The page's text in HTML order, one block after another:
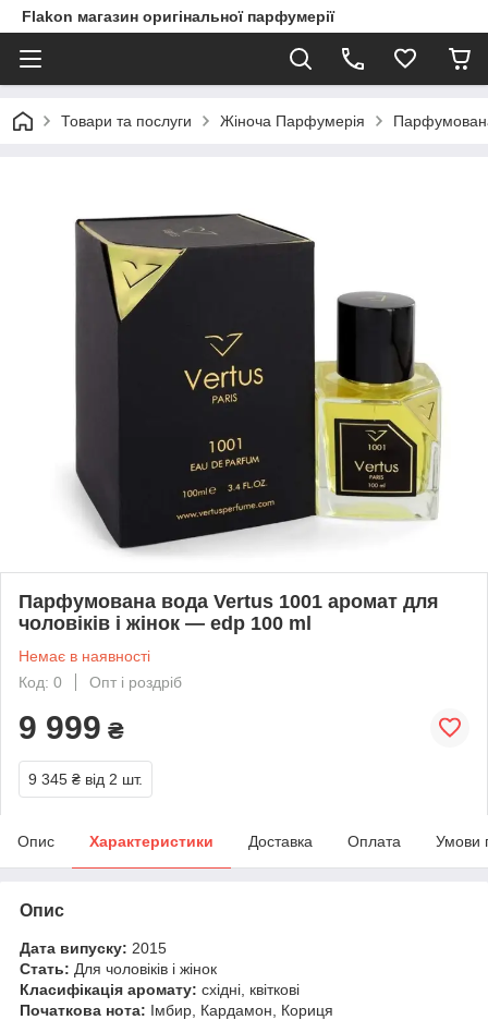
Flakon магазин оригінальної парфумерії
Товари та послуги Жіноча Парфумерія
Парфумована вода Vertus 1001 аромат для
чоловіків і жінок — edp 100 ml
Немає в наявності
Код: 0
Опт і роздріб
9 999 ₴
9 345 ₴ від 2 шт.
Опис Характеристики Доставка Оплата Умови
Опис
Дата випуску: 2015
Стать: Для чоловіків і жінок
Класифікація аромату: східні, квіткові
Початкова нота: Імбир, Кардамон, Кориця